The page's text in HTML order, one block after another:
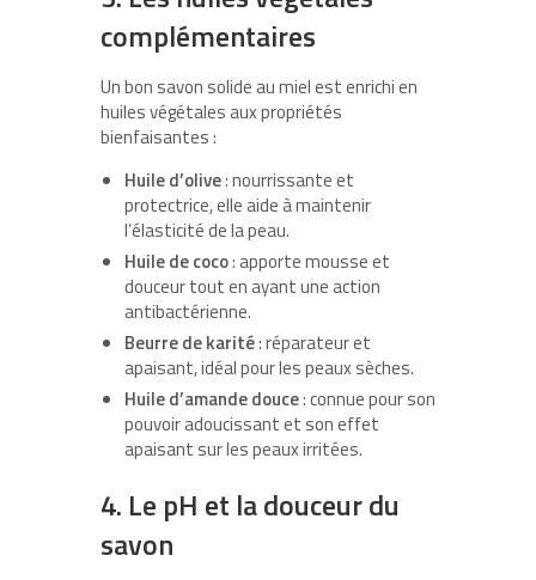
complémentaires
Un bon savon solide au miel est enrichi en
huiles végétales aux propriétés
bienfaisantes :
Huile d’olive: nourrissante et
protectrice, elle aide à maintenir
l’élasticité de la peau.
Huile de coco: apporte mousse et
douceur tout en ayant une action
antibactérienne.
Beurre de karité: réparateur et
apaisant, idéal pour les peaux sèches.
Huile d’amande douce: connue pour son
pouvoir adoucissant et son effet
apaisant sur les peaux irritées.
4. Le pH et la douceur du
savon